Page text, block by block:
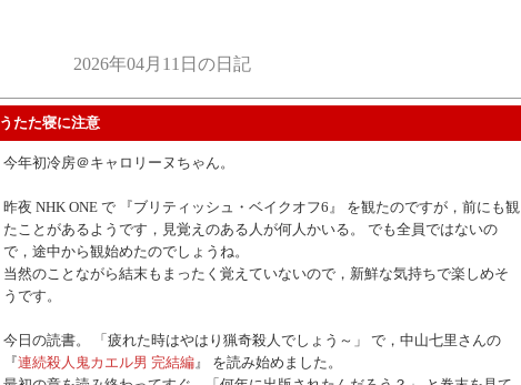
2026年04月11日の日記
うたた寝に注意
今年初冷房＠キャロリーヌちゃん。
昨夜 NHK ONE で 『ブリティッシュ・ベイクオフ6』 を観たのですが，前にも観
たことがあるようです，見覚えのある人が何人かいる。 でも全員ではないの
で，途中から観始めたのでしょうね。
当然のことながら結末もまったく覚えていないので，新鮮な気持ちで楽しめそ
うです。
今日の読書。 「疲れた時はやはり猟奇殺人でしょう～」 で，中山七里さんの
『連続殺人鬼カエル男 完結編』 を読み始めました。